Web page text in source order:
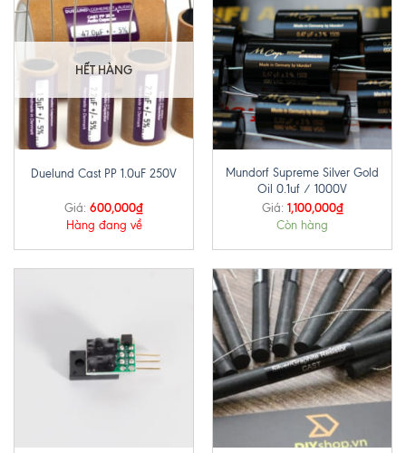
HẾT HÀNG
Duelund Cast PP 1.0uF 250V
Giá: 600,000₫
Hàng đang về
Mundorf Supreme Silver Gold
Oil 0.1uf / 1000V
Giá: 1,100,000₫
Còn hàng